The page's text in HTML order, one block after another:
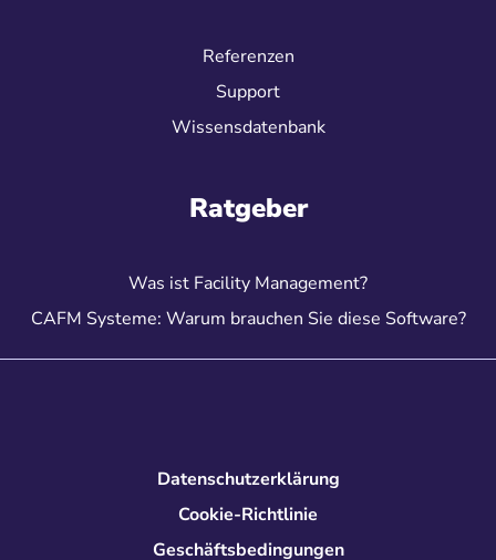
Referenzen
Support
Wissensdatenbank
Ratgeber
Was ist Facility Management?
CAFM Systeme: Warum brauchen Sie diese Software?
Datenschutzerklärung
Cookie-Richtlinie
Geschäftsbedingungen